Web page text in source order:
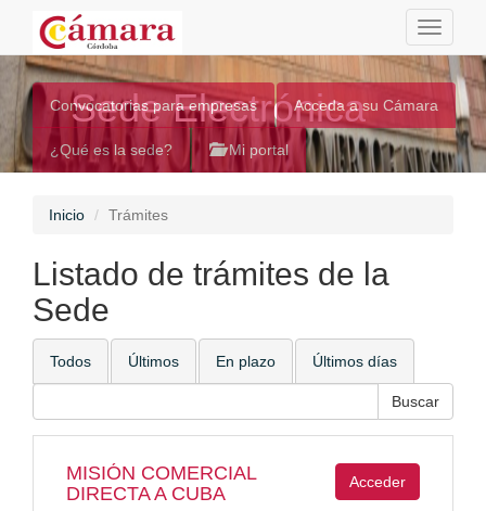
Toggle
Sede Electrónica
Convocatorias para empresas Acceda a su Cámara
¿Qué es la sede? Mi portal
Inicio Trámites
Listado de trámites de la
Sede
Todos Últimos En plazo Últimos días
MISIÓN COMERCIAL
DIRECTA A CUBA
Acceder